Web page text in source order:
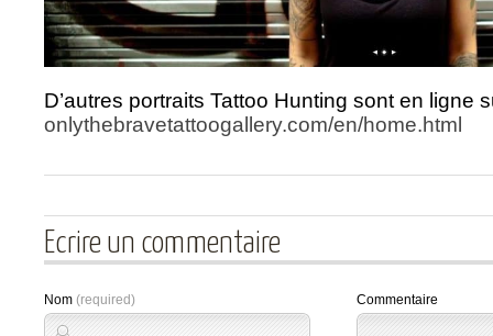
D’autres portraits Tattoo Hunting sont en ligne
onlythebravetattoogallery.com/en/home.html
Ecrire un commentaire
Nom (required) Commentaire